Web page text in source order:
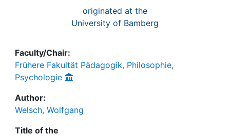
originated at the
University of Bamberg
Faculty/Chair:
Frühere Fakultät Pädagogik, Philosophie,
Psychologie
Author:
Welsch, Wolfgang
Title of the